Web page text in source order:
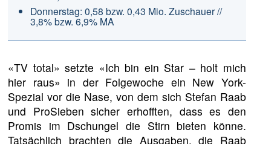
Donnerstag: 0,58 bzw. 0,43 Mio. Zuschauer //
3,8% bzw. 6,9% MA
«TV total» setzte «Ich bin ein Star – holt mich
hier raus» in der Folgewoche ein New York-
Spezial vor die Nase, von dem sich Stefan Raab
und ProSieben sicher erhofften, dass es den
Promis im Dschungel die Stirn bieten könne.
Tatsächlich brachten die Ausgaben, die Raab